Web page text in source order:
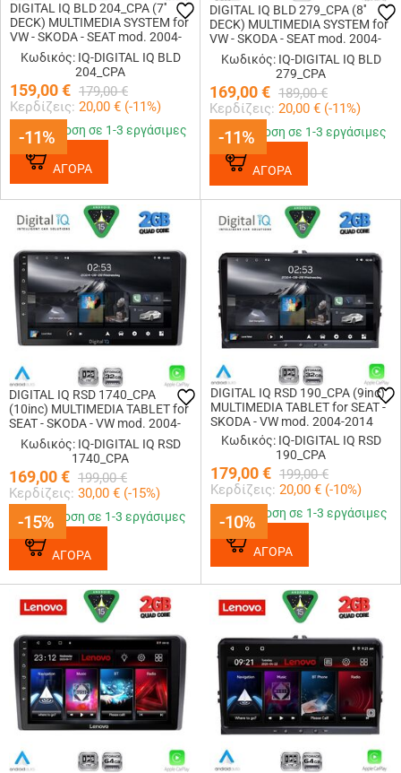
-11%
DIGITAL IQ BLD 204_CPA (7''
DECK) MULTIMEDIA SYSTEM for
VW - SKODA - SEAT mod. 2004-
2014
Κωδικός: IQ-DIGITAL IQ BLD
204_CPA
159,00€ 179,00 €
Κερδίζεις: 20,00 € (-11%)
-11%
Παράδοση σε 1-3 εργάσιμες
ΑΓΟΡΑ
-11%
DIGITAL IQ BLD 279_CPA (8''
DECK) MULTIMEDIA SYSTEM for
VW - SKODA - SEAT mod. 2004-
2016Κωδικός: IQ-DIGITAL IQ BLD
279_CPA
169,00€ 189,00 €
Κερδίζεις: 20,00 € (-11%)
-11%
Παράδοση σε 1-3 εργάσιμες
ΑΓΟΡΑ
-15%
DIGITAL IQ RSD 1740_CPA
(10inc) MULTIMEDIA TABLET for
SEAT - SKODA - VW mod. 2004-
2014Κωδικός: IQ-DIGITAL IQ RSD
1740_CPA
169,00€ 199,00 €
Κερδίζεις: 30,00 € (-15%)
-15%
Παράδοση σε 1-3 εργάσιμες
ΑΓΟΡΑ
-10%
DIGITAL IQ RSD 190_CPA (9inc)
MULTIMEDIA TABLET for SEAT -
SKODA - VW mod. 2004-2014
Κωδικός: IQ-DIGITAL IQ RSD
190_CPA
179,00€ 199,00 €
Κερδίζεις: 20,00 € (-10%)
-10%
Παράδοση σε 1-3 εργάσιμες
ΑΓΟΡΑ